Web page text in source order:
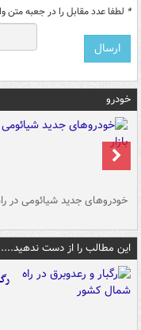
* لطفا عدد مقابل را در جعبه متن
خودرو
خودروهای جدید شیائومی در راه
این مطالب را از دست ندهید....